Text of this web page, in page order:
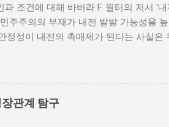
과 조건에 대해 바버라 F. 월터의 저서 '
주주의의 부재가 내전 발발 가능성을
정성이 내전의 촉매제가 된다는 사실
정권이 유지되는 상황에서는 정치적
, 국민들은 정부에 대한 불만을 느끼고
수 있다. 역사적으로도 정치적 불안정
적인 상황을 방지하기 위해서는 먼저
관계 탐구